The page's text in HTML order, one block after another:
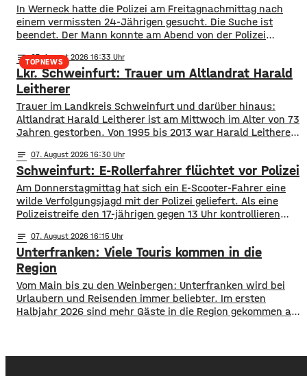
In Werneck hatte die Polizei am Freitagnachmittag nach
einem vermissten 24-Jährigen gesucht. Die Suche ist
beendet. Der Mann konnte am Abend von der Polizei
gesorgt, da auch ein Polizeihubschrauber die Gegend rund
um Werneck abgesucht hatte.
TOPNEWS
notes 07. August 2026 16:33
Lkr. Schweinfurt: Trauer um Altlandrat Harald
Leitherer
Trauer im Landkreis Schweinfurt und darüber hinaus:
Altlandrat Harald Leitherer ist am Mittwoch im Alter von 73
Jahren gestorben. Von 1995 bis 2013 war Harald Leitherer
wurde das Kreisstraßennetz ausgebaut, aber auch ein
flächendeckendes Radwegenetz mit einer Länge von über
1.000 Kilometern geschaffen. Außerdem führte der
notes 07. August 2026 16:30
Schweinfurt: E-Rollerfahrer flüchtet vor Polizei
Am Donnerstagmittag hat sich ein E-Scooter-Fahrer eine
wilde Verfolgungsjagd mit der Polizei geliefert. Als eine
Polizeistreife den 17-jährigen gegen 13 Uhr kontrollieren
Geschwindigkeit fuhr er in Richtung B286. Als in die Polizei
stoppen wollte rammte er den Streifenwagen, stürzte und
setzte anschließend seine Flucht fort, wobei er einen
notes 07. August 2026 16:15
Unterfranken: Viele Touris kommen in die
Region
Vom Main bis zu den Weinbergen: Unterfranken wird bei
Urlaubern und Reisenden immer beliebter. Im ersten
Halbjahr 2026 sind mehr Gäste in die Region gekommen als